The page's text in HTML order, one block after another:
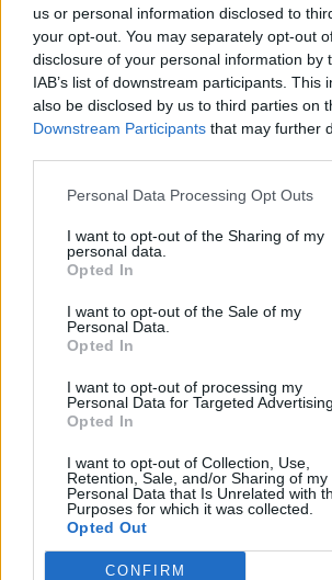
us or personal information disclosed to
your opt-out. You may separately opt-out
disclosure of your personal information by
IAB’s list of downstream participants. This
also be disclosed by us to third parties on
Downstream Participants that may further
Personal Data Processing Opt Outs
I want to opt-out of the Sharing of my
personal data.
Opted In
I want to opt-out of the Sale of my
Personal Data.
Opted In
I want to opt-out of processing my
Personal Data for Targeted Advertising.
Opted In
I want to opt-out of Collection, Use,
Retention, Sale, and/or Sharing of my
Personal Data that Is Unrelated with
Purposes for which it was collected.
Opted Out
CONFIRM
Padernello a Tavola: un viaggio tra
nella Bassa Bresciana
4 Agosto 2026
ristoranti, produttori e Castello.
Il Turtun di Castel Vittorio: quando
De.Co. diventa ambasciatrice di